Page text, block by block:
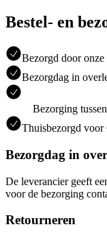
Bestel- en
Bezorgd door onze
Bezorgdag in
Bezorging
Thuisbezorgd voor
Bezorgdag in
De leverancier geeft
voor de bezorging
Retourneren